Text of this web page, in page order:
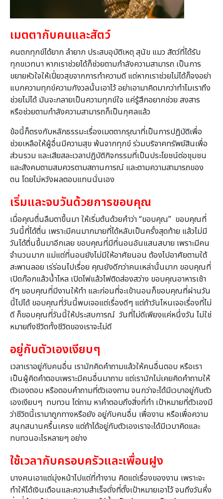
เมตตากับคนและสัตว์
คนตกทุกข์ได้ยาก ลำยาก ประสบอุบัติเหตุ สุนัข แมว สัตว์ที่ได้รับ
ทุกขเวทนา หากเราช่วยได้ก็ช่วยตามกำลังความสามารถ เป็นการ
ขยายหัวใจให้เปี่ยวสุขจากการทำความดี แต่หากเราช่วยไม่ได้ก็จงอย่า
แบกความทุกข์ความกังวลนั้นเอาไว้ อย่าเอามาคิดมากว่าทำไมเราถึง
ช่วยไม่ได้ มันจะกลายเป็นความทุกข์ใจ แค่รู้สึกอยากช่วย สงสาร
หรือช่วยตามกำลังความสามารถก็เป็นกุศลแล้ว
ข้อนี้ก็ตรงกับหลักธรรมะเรื่องเมตตากรุณาที่เป็นการปฏิบัติเพื่อ
ช่วยเหลือให้ผู้อื่นมีความสุข พ้นจากทุกข์ ร่วมบริจาคทรัพย์สินเพื่อ
ส่วนรวม และเสียสละเวลาปฏิบัติกิจกรรมที่เป็นประโยชน์ต่อชุมชน
และสังคมตามสมควรตามสถานการณ์ และตามความสามารถของ
ตน โดยไม่หวังผลตอบแทนนั่นเอง
เริ่มและจบวันด้วยการขอบคุณ
เมื่อคุณตื่นลืมตาขึ้นมา ให้เริ่มต้นด้วยคำว่า “ขอบคุณ” ขอบคุณที่
วันนี้ที่ได้ตื่น เพราะมีคนมากมายที่ได้หลับเป็นครั้งสุดท้าย แล้วไม่มี
วันได้ตื่นขึ้นมาอีกเลย ขอบคุณที่มีที่นอนอันแสนสบาย เพราะมีคน
จำนวนมาก แม่แต่ที่นอนยังไม่มีให้อาศัยนอน ต้องไปอาศัยตามใต้
สะพานลอย เร่ร่อนไปเรื่อย คุณยังดีกว่าคนเหล่านั้นมาก ขอบคุณที่
เปิดก๊อกแล้วน้ำไหล เปิดไฟแล้วไฟติดส่องสว่าง ขอบคุณอาหารเช้า
ดีๆ ขอบคุณที่มีงานให้ทำ และก่อนที่จะเข้านอนก็ขอบคุณที่ผ่านวัน
นี้ไปได้ ขอบคุณที่วันนี้พบเจอแต่เรื่องดีๆ แต่ถ้าวันไหนเจอเรื่องที่ไม่
ดี ก็ขอบคุณที่วันนี้ให้ประสบการณ์ วันที่ไม่ดีเพียงแค่หนึ่งวัน ไม่ใช่
หมายถึงชีวิตทั้งชีวิตของเราจะไม่ดี
อยู่กับตัวเองเงียบๆ
เวลาเราอยู่กับคนอื่น เรามักคิดคำถามแล้วให้คนอื่นตอบ หรือเรา
เป็นผู้คิดคำตอบเพราะมีคนอื่นมาถาม แต่เรามักไม่เคยคิดคำถามให้
ตัวเองตอบ หรือตอบคำถามที่ตัวเองถาม จนกว่าจะได้มีเวบาอยู่กับตัว
เองเงียบๆ ทบทวน ไต่ถาม หาคำตอบถึงสิ่งที่ทำ เป้าหมายที่ตัวเองมี
ว่าชีวิตนี้เรามาถูกทางหรือยัง อยู่กับคนอื่น เพื่องาน หรือเพื่อความ
สนุกสนานครื้นเครง แต่ถ้าได้อยู่กับตัวเองเราจะได้มีเวบาคิดและ
ทบทวนอะไรหลายๆ อย่าง
ใช้เวลากับครอบครัวและเพื่อนฝูง
บางคนเอาแต่มุ่งหน้าไปแต่ที่ทำงาน คิดแต่เรื่องของงาน เพราะจะ
ทำให้ได้เงินเดือนและความสำเร็จดั่งที่ตั้งเป้าหมายเอาไว้ จนถึงวันหึ่ง